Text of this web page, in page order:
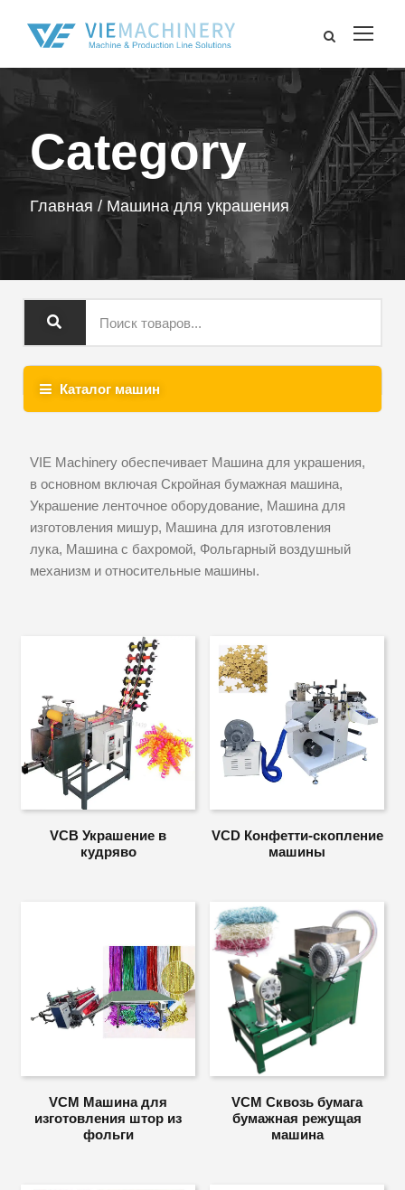
Category
Главная / Машина для украшения
VIE Machinery обеспечивает Машина для украшения,
в основном включая Скройная бумажная машина,
Украшение ленточное оборудование, Машина для
изготовления мишур, Машина для изготовления
лука, Машина с бахромой, Фольгарный воздушный
механизм и относительные машины.
VCB Украшение в
кудряво
VCD Конфетти-скопление
машины
VCM Машина для
изготовления штор из
фольги
VCM Сквозь бумага
бумажная режущая
машина
Каталог машин